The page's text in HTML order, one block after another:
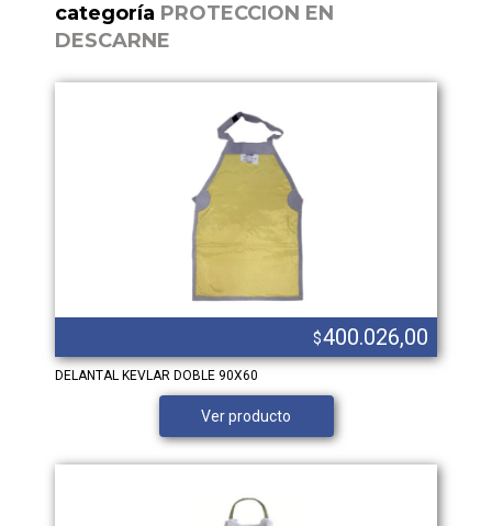
categoría PROTECCION EN
DESCARNE
$400.026,00
DELANTAL KEVLAR DOBLE 90X60
Ver producto